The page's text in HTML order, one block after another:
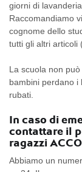
giorni di lavanderia.
Raccomandiamo
cognome dello
tutti gli altri articoli
La scuola non
bambini perdano i
rubati.
In caso di
contattare il
ragazzi
Abbiamo un